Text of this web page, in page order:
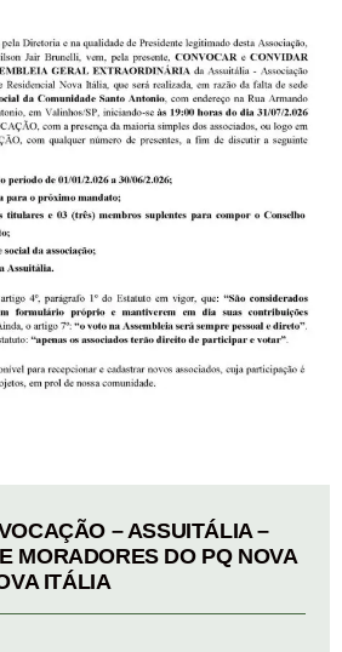
– ASSUITÁLIA –
MORADORES DO PQ NOVA
ITÁLIA